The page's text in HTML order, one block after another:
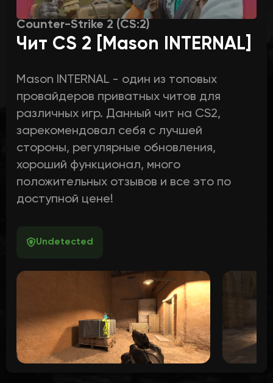
Counter-Strike 2 (CS:2)
Чит CS 2 [Mason INTERNAL]
Mason INTERNAL - один из топовых
провайдеров приватных читов для
различных игр. Данный чит на CS2,
зарекомендовал себя с лучшей
стороны, регулярные обновления,
хороший функционал, много
положительных отзывов и все это по
доступной цене!
Undetected